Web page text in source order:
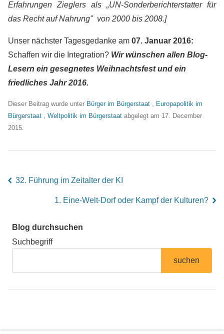
Erfahrungen Zieglers als „UN-Sonderberichterstatter für
das Recht auf Nahrung" von 2000 bis 2008.]
Unser nächster Tagesgedanke am 07. Januar 2016:
Schaffen wir die Integration? Wir wünschen allen Blog-
Lesern ein gesegnetes Weihnachtsfest und ein
friedliches Jahr 2016.
Dieser Beitrag wurde unter Bürger im Bürgerstaat , Europapolitik im
Bürgerstaat , Weltpolitik im Bürgerstaat abgelegt am 17. December
2015.
left32. Führung im Zeitalter der KI
1. Eine-Welt-Dorf oder Kampf der Kulturen? right
Blog durchsuchen
Suchbegriff
suchen